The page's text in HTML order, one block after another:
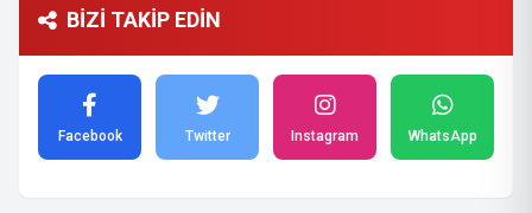
BİZİ TAKİP EDİN
Facebook Twitter Instagram WhatsApp